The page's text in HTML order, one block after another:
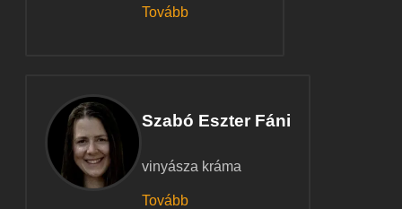
Tovább
Szabó Eszter Fáni
vinyásza kráma
Tovább